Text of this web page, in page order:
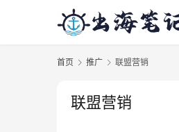
首页 推广 联盟营销
联盟营销